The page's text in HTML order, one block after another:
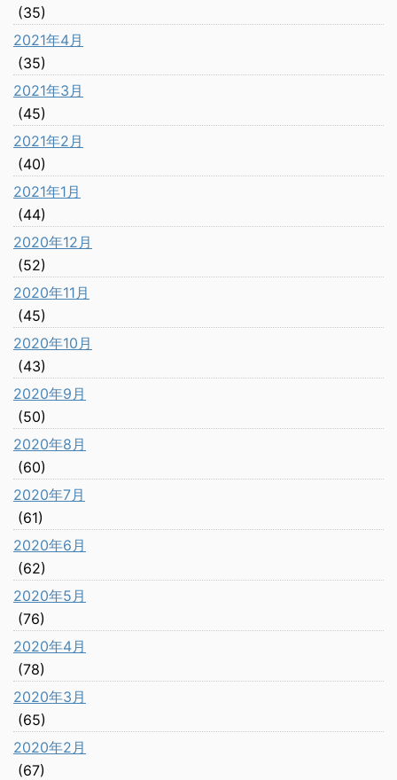
(35)
2021年4月
(35)
2021年3月
(45)
2021年2月
(40)
2021年1月
(44)
2020年12月
(52)
2020年11月
(45)
2020年10月
(43)
2020年9月
(50)
2020年8月
(60)
2020年7月
(61)
2020年6月
(62)
2020年5月
(76)
2020年4月
(78)
2020年3月
(65)
2020年2月
(67)